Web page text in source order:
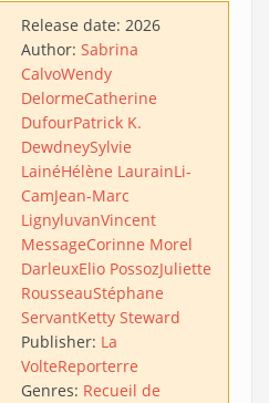
Release date: 2026
Author: Sabrina
CalvoWendy
DelormeCatherine
DufourPatrick K.
DewdneySylvie
LainéHélène LaurainLi-
CamJean-Marc
LignyluvanVincent
MessageCorinne Morel
DarleuxElio PossozJuliette
RousseauStéphane
ServantKetty Steward
Publisher: La
VolteReporterre
Genres: Recueil de